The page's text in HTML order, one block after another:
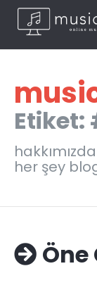
Etiket:
her şey
Öne